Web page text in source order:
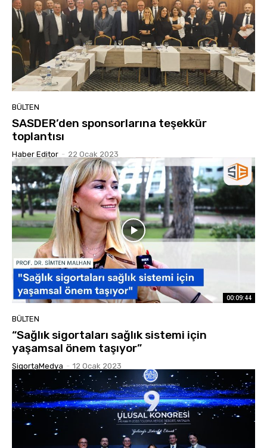
BÜLTEN
SASDER’den sponsorlarına teşekkür
toplantısı
Haber Editor - 22 Ocak 2023
00:09:44
BÜLTEN
“Sağlık sigortaları sağlık sistemi için
yaşamsal önem taşıyor”
SigortaMedya - 12 Ocak 2023